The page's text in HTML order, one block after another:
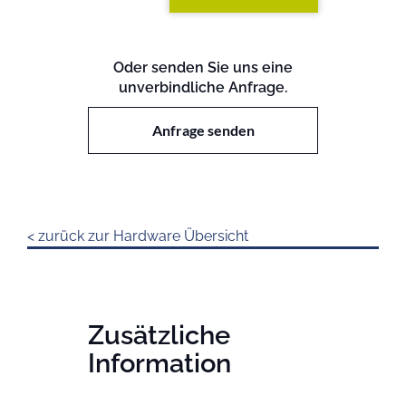
Oder senden Sie uns eine
unverbindliche Anfrage.
Anfrage senden
< zurück zur Hardware Übersicht
Zusätzliche
Information